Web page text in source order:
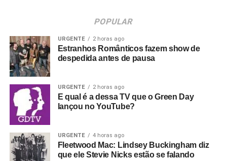
POPULAR
URGENTE 2 horas ago
Estranhos Românticos fazem show de
despedida antes de pausa
URGENTE 2 horas ago
E qual é a dessa TV que o Green Day
lançou no YouTube?
URGENTE 4 horas ago
Fleetwood Mac: Lindsey Buckingham diz
que ele Stevie Nicks estão se falando